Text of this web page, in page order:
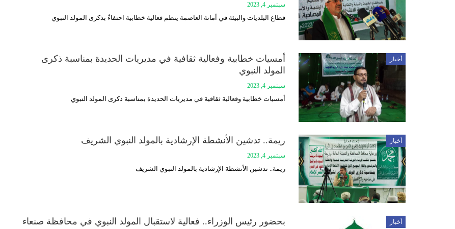
سبتمبر 4, 2023
قطاع البلديات والبيئة في أمانة العاصمة ينظم فعالية خطابية احتفاءً بذكرى المولد النبوي
أخبار
أمسيات خطابية وفعالية ثقافية في مديريات الحديدة بمناسبة ذكرى
المولد النبوي
سبتمبر 4, 2023
أمسيات خطابية وفعالية ثقافية في مديريات الحديدة بمناسبة ذكرى المولد النبوي
أخبار ريمة.. تدشين الأنشطة الإرشادية بالمولد النبوي الشريف
سبتمبر 4, 2023
ريمة.. تدشين الأنشطة الإرشادية بالمولد النبوي الشريف
أخبار بحضور رئيس الوزراء.. فعالية لاستقبال المولد النبوي في محافظة صنعاء